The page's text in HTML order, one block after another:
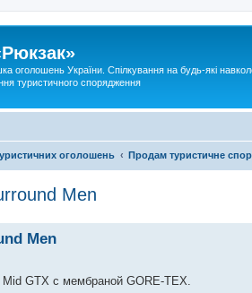
оголошень України. Спілкування на будь-які
туристичного спорядження
оголошень Продам туристичне
Men
Men
GTX с мембраной GORE-TEX.